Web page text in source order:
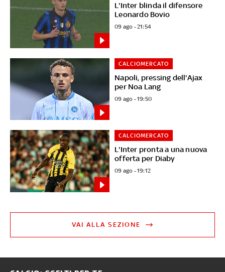
L'Inter blinda il difensore
Leonardo Bovio
09 ago - 21:54
Napoli, pressing dell'Ajax
per Noa Lang
CALCIOMERCATO
09 ago - 19:50
L'Inter pronta a una nuova
offerta per Diaby
CALCIOMERCATO
09 ago - 19:12
VAI ALLA SEZIONE